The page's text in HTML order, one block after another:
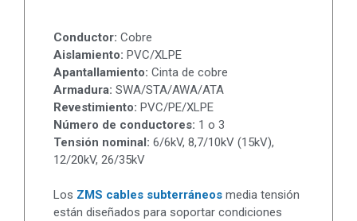
Conductor: Cobre
Aislamiento: PVC/XLPE
Apantallamiento: Cinta de cobre
Armadura: SWA/STA/AWA/ATA
Revestimiento: PVC/PE/XLPE
Número de conductores: 1 o 3
Tensión nominal: 6/6kV, 8,7/10kV (15kV),
12/20kV, 26/35kV
Los ZMS cables subterráneos media tensión
están diseñados para soportar condiciones